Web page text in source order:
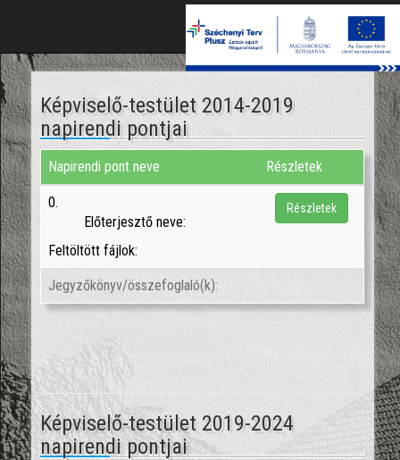
Képviselő-testület 2014-2019
napirendi pontjai
Napirendi pont neve Részletek
0.
Előterjesztő neve:
Feltöltött fájlok:
Részletek
Jegyzőkönyv/összefoglaló(k):
Képviselő-testület 2019-2024
napirendi pontjai